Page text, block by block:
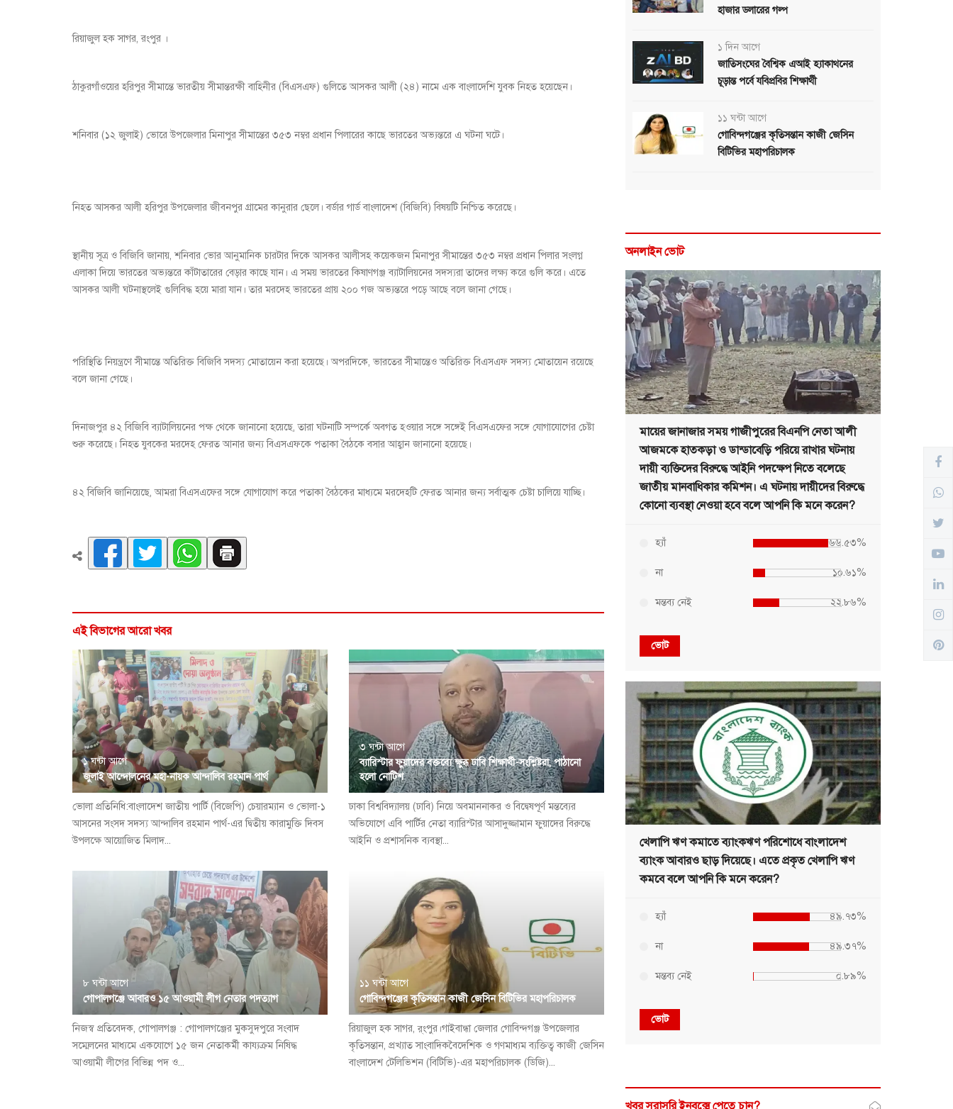
রিয়াজুল হক সাগর, রংপুর ।
ঠাকুরগাঁওয়ের হরিপুর সীমান্তে ভারতীয় সীমান্তরক্ষী বাহিনীর (বিএসএফ) গুলিতে আসকর আলী (২৪) নামে এক বাংলাদেশি যুবক নিহত হয়েছেন।
শনিবার (১২ জুলাই) ভোরে উপজেলার মিনাপুর সীমান্তের ৩৫৩ নম্বর প্রধান পিলারের কাছে ভারতের অভ্যন্তরে এ ঘটনা ঘটে।
নিহত আসকর আলী হরিপুর উপজেলার জীবনপুর গ্রামের কানুরার ছেলে। বর্ডার গার্ড বাংলাদেশ (বিজিবি) বিষয়টি নিশ্চিত করেছে।
স্থানীয় সূত্র ও বিজিবি জানায়, শনিবার ভোর আনুমানিক চারটার দিকে আসকর আলীসহ কয়েকজন মিনাপুর সীমান্তের ৩৫৩ নম্বর প্রধান পিলার সংলগ্ন
এলাকা দিয়ে ভারতের অভ্যন্তরে কাঁটাতারের বেড়ার কাছে যান। এ সময় ভারতের কিষাণগঞ্জ ব্যাটালিয়নের সদস্যরা তাদের লক্ষ্য করে গুলি করে। এতে
আসকর আলী ঘটনাস্থলেই গুলিবিদ্ধ হয়ে মারা যান। তার মরদেহ ভারতের প্রায় ২০০ গজ অভ্যন্তরে পড়ে আছে বলে জানা গেছে।
পরিস্থিতি নিয়ন্ত্রণে সীমান্তে অতিরিক্ত বিজিবি সদস্য মোতায়েন করা হয়েছে। অপরদিকে, ভারতের সীমান্তেও অতিরিক্ত বিএসএফ সদস্য মোতায়েন রয়েছে
বলে জানা গেছে।
দিনাজপুর ৪২ বিজিবি ব্যাটালিয়নের পক্ষ থেকে জানানো হয়েছে, তারা ঘটনাটি সম্পর্কে অবগত হওয়ার সঙ্গে সঙ্গেই বিএসএফের সঙ্গে যোগাযোগের চেষ্টা
শুরু করেছে। নিহত যুবকের মরদেহ ফেরত আনার জন্য বিএসএফকে পতাকা বৈঠকে বসার আহ্বান জানানো হয়েছে।
৪২ বিজিবি জানিয়েছে, আমরা বিএসএফের সঙ্গে যোগাযোগ করে পতাকা বৈঠকের মাধ্যমে মরদেহটি ফেরত আনার জন্য সর্বাত্মক চেষ্টা চালিয়ে যাচ্ছি।
এই বিভাগের আরো খবর
১ ঘন্টা আগে
জুলাই আন্দোলনের মহা-নায়ক আন্দালিব রহমান পার্থ
ভোলা প্রতিনিধি:বাংলাদেশ জাতীয় পার্টি (বিজেপি) চেয়ারম্যান ও ভোলা-১
আসনের সংসদ সদস্য আন্দালিব রহমান পার্থ-এর দ্বিতীয় কারামুক্তি দিবস
উপলক্ষে আয়োজিত মিলাদ...
৩ ঘন্টা আগে
ব্যারিস্টার ফুয়াদের বক্তব্যে ক্ষুব্ধ ঢাবি শিক্ষার্থী-সংশ্লিষ্টরা, পাঠানো
হলো নোটিশ
ঢাকা বিশ্ববিদ্যালয় (ঢাবি) নিয়ে অবমাননাকর ও বিদ্বেষপূর্ণ মন্তব্যের
অভিযোগে এবি পার্টির নেতা ব্যারিস্টার আসাদুজ্জামান ফুয়াদের বিরুদ্ধে
আইনি ও প্রশাসনিক ব্যবস্থা...
৮ ঘন্টা আগে
গোপালগঞ্জে আবারও ১৫ আওয়ামী লীগ নেতার পদত্যাগ
নিজস্ব প্রতিবেদক, গোপালগঞ্জ : গোপালগঞ্জের মুকসুদপুরে সংবাদ
সম্মেলনের মাধ্যমে একযোগে ১৫ জন নেতাকর্মী কায্যক্রম নিষিদ্ধ
আওয়ামী লীগের বিভিন্ন পদ ও...
১১ ঘন্টা আগে
গোবিন্দগঞ্জের কৃতিসন্তান কাজী জেসিন বিটিভির মহাপরিচালক
রিয়াজুল হক সাগর, র্ংপুর।গাইবান্ধা জেলার গোবিন্দগঞ্জ উপজেলার
কৃতিসন্তান, প্রখ্যাত সাংবাদিকবৈদেশিক ও গণমাধ্যম ব্যক্তিত্ব কাজী জেসিন
বাংলাদেশ টেলিভিশন (বিটিভি)-এর মহাপরিচালক (ডিজি)...
হাজার ডলারের গল্প
১ দিন আগে
জাতিসংঘের বৈশ্বিক এআই হ্যাকাথনের
চূড়ান্ত পর্বে যবিপ্রবির শিক্ষার্থী
১১ ঘন্টা আগে
গোবিন্দগঞ্জের কৃতিসন্তান কাজী জেসিন
বিটিভির মহাপরিচালক
অনলাইন ভোট
মায়ের জানাজার সময় গাজীপুরের বিএনপি নেতা আলী
আজমকে হাতকড়া ও ডান্ডাবেড়ি পরিয়ে রাখার ঘটনায়
দায়ী ব্যক্তিদের বিরুদ্ধে আইনি পদক্ষেপ নিতে বলেছে
জাতীয় মানবাধিকার কমিশন। এ ঘটনায় দায়ীদের বিরুদ্ধে
কোনো ব্যবস্থা নেওয়া হবে বলে আপনি কি মনে করেন?
হ্যাঁ ৬৬.৫৩%
না ১০.৬১%
মন্তব্য নেই ২২.৮৬%
ভোট
খেলাপি ঋণ কমাতে ব্যাংকঋণ পরিশোধে বাংলাদেশ
ব্যাংক আবারও ছাড় দিয়েছে। এতে প্রকৃত খেলাপি ঋণ
কমবে বলে আপনি কি মনে করেন?
হ্যাঁ ৪৯.৭৩%
না ৪৯.৩৭%
মন্তব্য নেই ০.৮৯%
ভোট
খবর সরাসরি ইনবক্সে পেতে চান?